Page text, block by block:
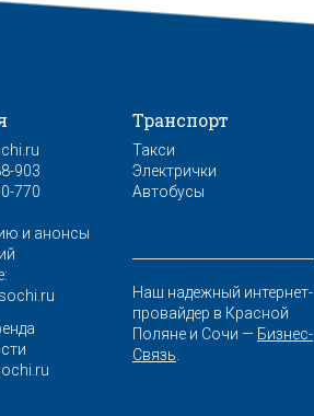
903
770
и анонсы
Транспорт
Такси
Электрички
Автобусы
Наш надежный интернет-
провайдер в Красной
Поляне и Сочи — Бизнес-
Связь